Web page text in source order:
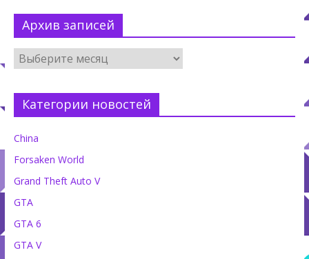
Архив записей
Категории новостей
China
Forsaken World
Grand Theft Auto V
GTA
GTA 6
GTA V